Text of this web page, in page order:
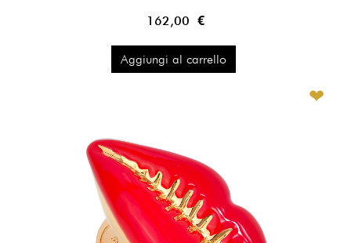
162,00 €
Aggiungi al carrello